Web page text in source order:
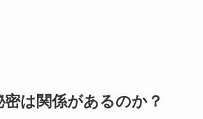
は関係があるのか？